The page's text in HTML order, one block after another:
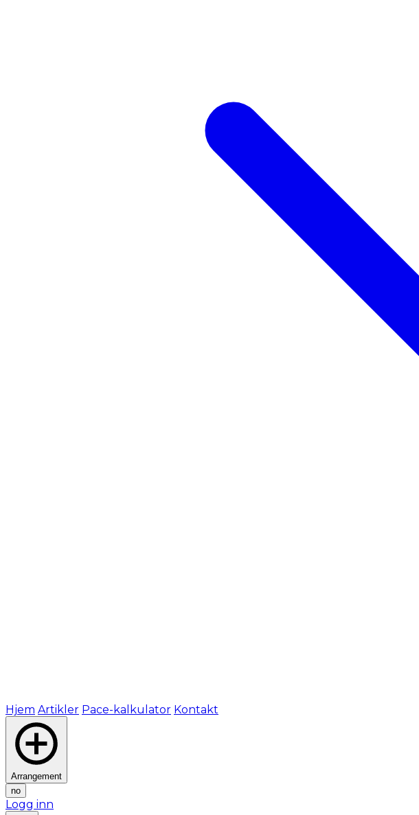
Hjem Artikler Pace-kalkulator Kontakt
Arrangement
no
Logg inn